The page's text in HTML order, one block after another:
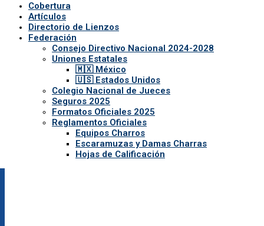
Cobertura
Artículos
Directorio de Lienzos
Federación
Consejo Directivo Nacional 2024-2028
Uniones Estatales
🇲🇽 México
🇺🇸 Estados Unidos
Colegio Nacional de Jueces
Seguros 2025
Formatos Oficiales 2025
Reglamentos Oficiales
Equipos Charros
Escaramuzas y Damas Charras
Hojas de Calificación